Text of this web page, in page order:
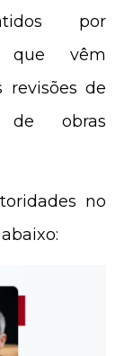
por
que vêm
revisões de
de obras
no